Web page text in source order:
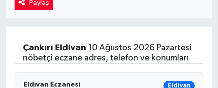
Paylaş
Çankırı Eldivan 10 Ağustos 2026 Pazartesi
nöbetçi eczane adres, telefon ve konumları
Eldıvan Eczanesi Eldivan
Yaşam